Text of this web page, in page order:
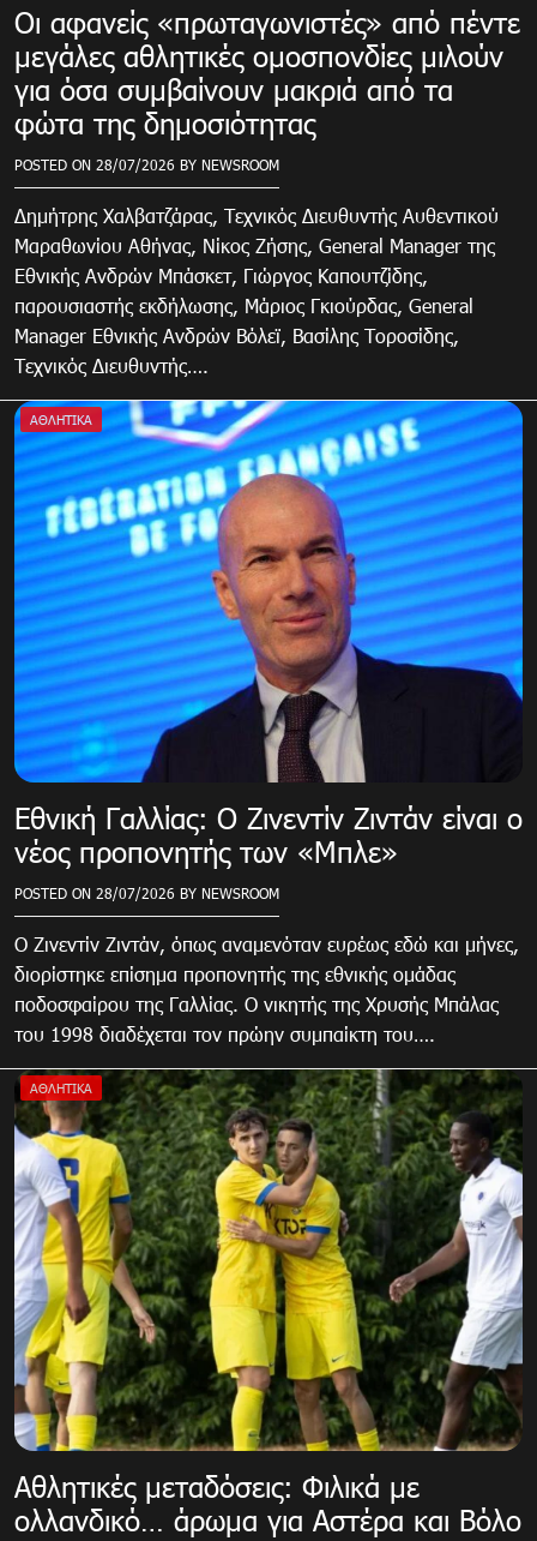
Οι αφανείς «πρωταγωνιστές» από πέντε
μεγάλες αθλητικές ομοσπονδίες μιλούν
για όσα συμβαίνουν μακριά από τα
φώτα της δημοσιότητας
POSTED ON 28/07/2026 BY NEWSROOM
Δημήτρης Χαλβατζάρας, Τεχνικός Διευθυντής Αυθεντικού
Μαραθωνίου Αθήνας, Νίκος Ζήσης, General Manager της
Εθνικής Ανδρών Μπάσκετ, Γιώργος Καπουτζίδης,
παρουσιαστής εκδήλωσης, Μάριος Γκιούρδας, General
Manager Εθνικής Ανδρών Βόλεϊ, Βασίλης Τοροσίδης,
Τεχνικός Διευθυντής….
ΑΘΛΗΤΙΚΑ
Εθνική Γαλλίας: Ο Ζινεντίν Ζιντάν είναι ο
νέος προπονητής των «Μπλε»
POSTED ON 28/07/2026 BY NEWSROOM
Ο Ζινεντίν Ζιντάν, όπως αναμενόταν ευρέως εδώ και μήνες,
διορίστηκε επίσημα προπονητής της εθνικής ομάδας
ποδοσφαίρου της Γαλλίας. Ο νικητής της Χρυσής Μπάλας
του 1998 διαδέχεται τον πρώην συμπαίκτη του….
ΑΘΛΗΤΙΚΑ
Αθλητικές μεταδόσεις: Φιλικά με
ολλανδικό… άρωμα για Αστέρα και Βόλο